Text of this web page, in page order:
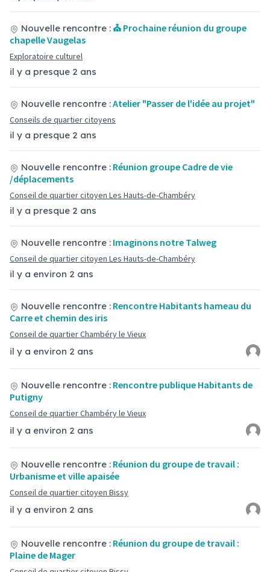
il y a presque 2 ans
Nouvelle rencontre :⛪ Prochaine réunion du groupe
chapelle Vaugelas
Exploratoire culturel
il y a presque 2 ans
Nouvelle rencontre :Atelier "Passer de l'idée au projet"
Conseils de quartier citoyens
il y a presque 2 ans
Nouvelle rencontre : Réunion groupe Cadre de vie
/déplacements
Conseil de quartier citoyen Les Hauts-de-Chambéry
il y a environ 2 ans
Nouvelle rencontre : Imaginons notre Talweg
Conseil de quartier citoyen Les Hauts-de-Chambéry
il y a environ 2 ans
Nouvelle rencontre : Rencontre Habitants hameau du
Carre et chemin des iris
Conseil de quartier Chambéry le Vieux
il y a environ 2 ans
Nouvelle rencontre : Rencontre publique Habitants de
Putigny
Conseil de quartier Chambéry le Vieux
il y a environ 2 ans
Nouvelle rencontre : Réunion du groupe de travail :
Urbanisme et ville apaisée
Conseil de quartier citoyen Bissy
Nouvelle rencontre : Réunion du groupe de travail :
Plaine de Mager